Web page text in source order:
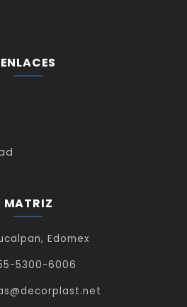
ENLACES
MATRIZ
Edomex
5300-6006